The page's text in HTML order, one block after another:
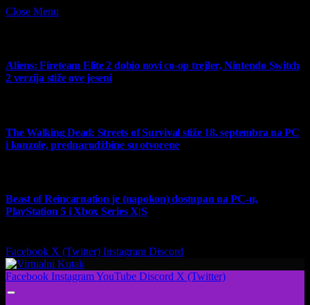
Close Menu
Aliens: Fireteam Elite 2 dobio novi co-op trejler, Nintendo Switch
2 verzija stiže ove jeseni
The Walking Dead: Streets of Survival stiže 18. septembra na PC
i konzole, prednarudžbine su otvorene
Beast of Reincarnation je (napokon) dostupan na PC-u,
PlayStation 5 i Xbox Series X|S
Facebook X (Twitter) Instagram Discord
Facebook InstagramYouTube Discord X (Twitter)